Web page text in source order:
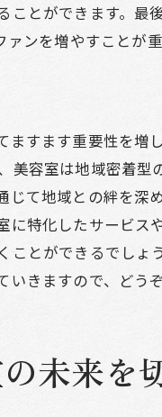
関係構築
ンディングコミュ
え方
進行状況の共有
活用する方法
流の場の提供
コンテンツ配信
夢を実現するために
クト設計
とができます。
ンを増やすことが重
すます重要性を
容室は地域密着
て地域との絆を深
特化したサービ
とができるでし
きますので、どう
未来を